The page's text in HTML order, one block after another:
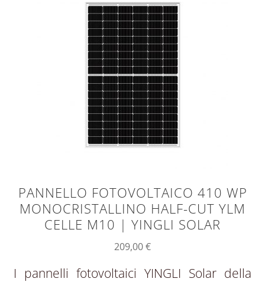
PANNELLO FOTOVOLTAICO 410 WP
MONOCRISTALLINO HALF-CUT YLM
CELLE M10 | YINGLI SOLAR
209,00€
I pannelli fotovoltaici YINGLI Solar della